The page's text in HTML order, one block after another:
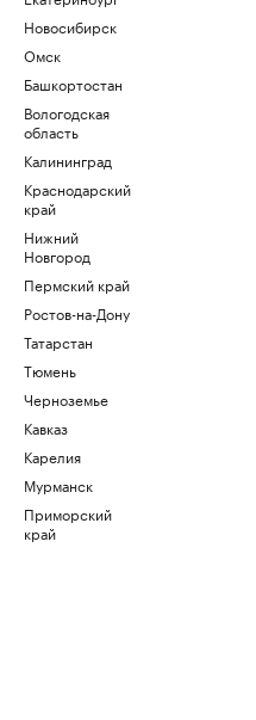
Новосибирск
Омск
Башкортостан
Вологодская
область
Калининград
Краснодарский
край
Нижний
Новгород
Пермский край
Ростов-на-Дону
Татарстан
Тюмень
Черноземье
Кавказ
Карелия
Мурманск
Приморский
край